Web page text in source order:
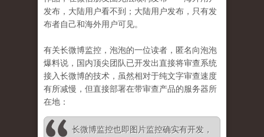
发布，大陆用户看不到；大陆用户发布，只有发
布者自己和海外用户可见。
有关长微博监控，泡泡的一位读者，匿名向泡泡
爆料说，国内顶尖团队已开发出直接将审查系统
接入长微博的技术，虽然相对于纯文字审查速度
有所减慢，但直接部署在带审查产品的服务器所
在地：
长微博监控也即图片监控确实有开发，